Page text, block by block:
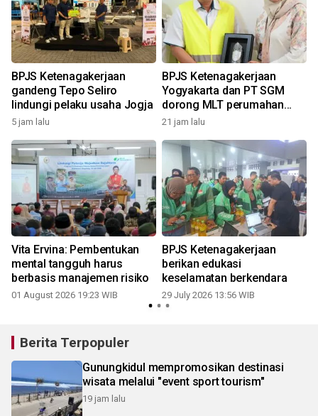
BPJS Ketenagakerjaan
gandeng Tepo Seliro
lindungi pelaku usaha Jogja
5 jam lalu
BPJS Ketenagakerjaan
Yogyakarta dan PT SGM
dorong MLT perumahan
pekerja
21 jam lalu
Vita Ervina: Pembentukan
mental tangguh harus
berbasis manajemen risiko
01 August 2026 19:23 WIB
BPJS Ketenagakerjaan
berikan edukasi
keselamatan berkendara
29 July 2026 13:56 WIB
Berita Terpopuler
Gunungkidul mempromosikan destinasi
wisata melalui "event sport tourism"
19 jam lalu